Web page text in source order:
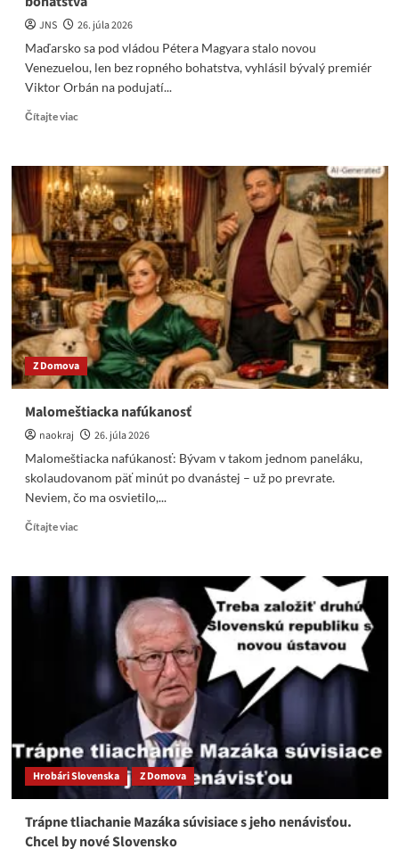
JNS
26. júla 2026
Maďarsko sa pod vládou Pétera Magyara stalo novou
Venezuelou, len bez ropného bohatstva, vyhlásil bývalý premiér
Viktor Orbán na podujatí...
Čítajte viacRead
Orbán:
Maďarsko
je
nová
Venezuela,
len
bez
ropného
bohatstva
Z Domova
Malomeštiacka nafúkanosť
naokraj
26. júla 2026
Malomeštiacka nafúkanosť: Bývam v takom jednom paneláku,
skolaudovanom päť minút po dvanástej – už po prevrate.
Neviem, čo ma osvietilo,...
Čítajte viacRead
Malomeštiacka
Hrobári Slovenska Z Domova
Trápne tliachanie Mazáka súvisiace s jeho nenávisťou.
Chcel by nové Slovensko